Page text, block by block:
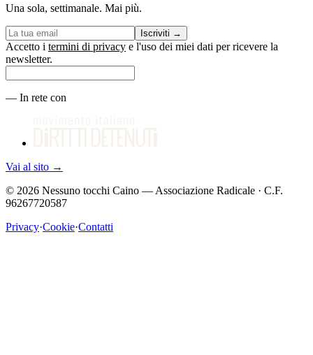
Una sola, settimanale. Mai più.
Iscriviti →
Accetto i termini di privacy e l'uso dei miei dati per ricevere la
newsletter.
— In rete con
Vai al sito →
© 2026 Nessuno tocchi Caino — Associazione Radicale · C.F.
96267720587
Privacy·Cookie·Contatti